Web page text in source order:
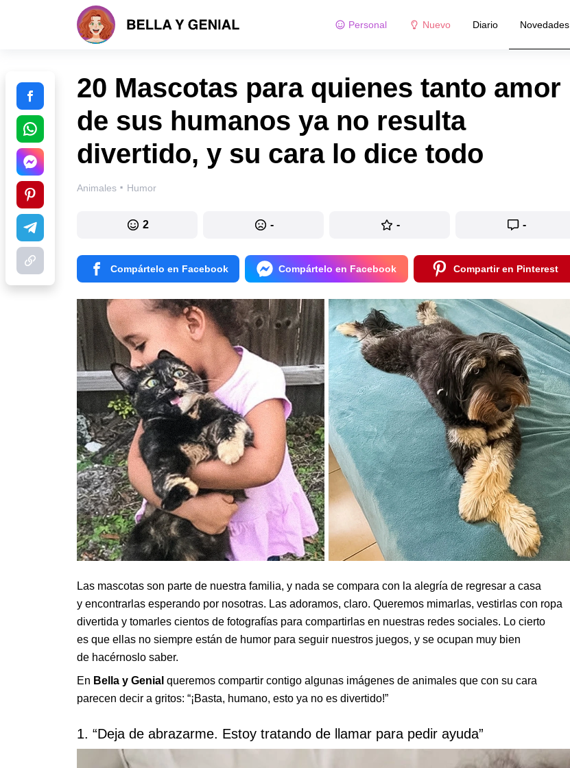
Personal Nuevo Diario Novedades
20 Mascotas para quienes tanto amor
de sus humanos ya no resulta
divertido, y su cara lo dice todo
Animales · Humor
2 - - -
Compártelo en Facebook Compártelo en Facebook Compartir en Pinterest
Las mascotas son parte de nuestra familia, y nada se compara con la alegría de regresar a casa
y encontrarlas esperando por nosotras. Las adoramos, claro. Queremos mimarlas, vestirlas con ropa
divertida y tomarles cientos de fotografías para compartirlas en nuestras redes sociales. Lo cierto
es que ellas no siempre están de humor para seguir nuestros juegos, y se ocupan muy bien
de hacérnoslo saber.
En Bella y Genial queremos compartir contigo algunas imágenes de animales que con su cara
parecen decir a gritos: “¡Basta, humano, esto ya no es divertido!”
1. “Deja de abrazarme. Estoy tratando de llamar para pedir ayuda”